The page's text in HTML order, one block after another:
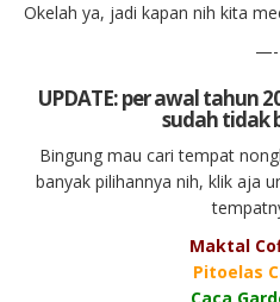
Okelah ya, jadi kapan nih kita
—-
UPDATE: per awal tahun
sudah tidak
Bingung mau cari tempat
banyak pilihannya nih, klik aja
Maktal
Pitoelas